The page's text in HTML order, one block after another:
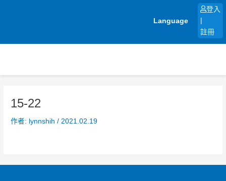
Language
登入
註冊
15-22
作者: lynnshih/ 2021.02.19